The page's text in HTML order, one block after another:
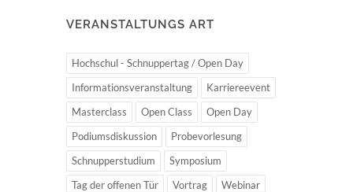
VERANSTALTUNGS ART
Hochschul - Schnuppertag / Open Day
Informationsveranstaltung
Karriereevent
Masterclass
Open Class
Open Day
Podiumsdiskussion
Probevorlesung
Schnupperstudium
Symposium
Tag der offenen Tür
Vortrag
Webinar